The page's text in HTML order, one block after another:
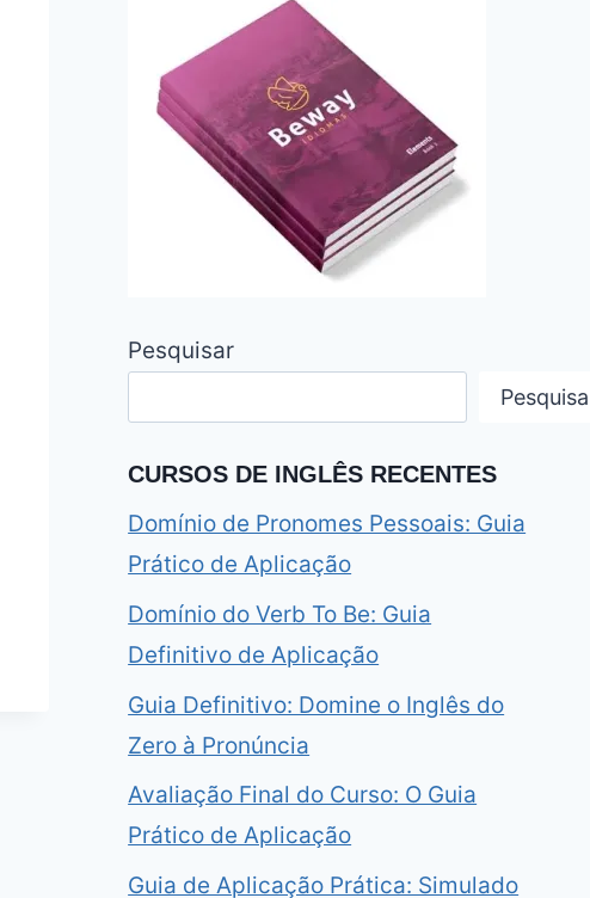
Pesquisar
CURSOS DE INGLÊS RECENTES
Domínio de Pronomes Pessoais: Guia
Prático de Aplicação
Domínio do Verb To Be: Guia
Definitivo de Aplicação
Guia Definitivo: Domine o Inglês do
Zero à Pronúncia
Avaliação Final do Curso: O Guia
Prático de Aplicação
Guia de Aplicação Prática: Simulado